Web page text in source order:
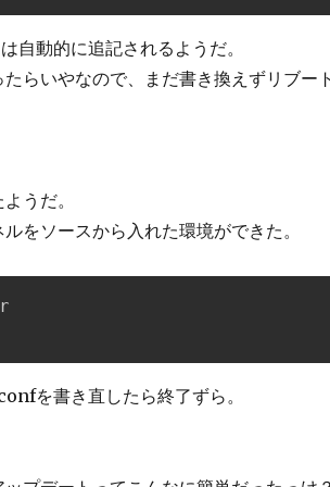
自動的に追記されるようだ。
らいやなので、まだ書き換えずリブート
うだ。
をソースから入れた環境ができた。
を書き直したら終了ずら。